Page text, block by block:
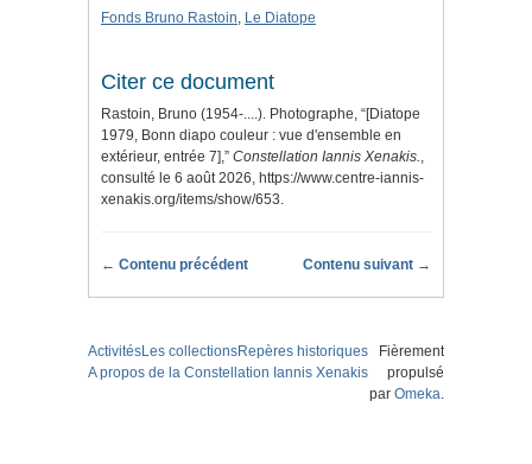
Fonds Bruno Rastoin, Le Diatope
Citer ce document
Rastoin, Bruno (1954-....). Photographe, “[Diatope
1979, Bonn diapo couleur : vue d'ensemble en
extérieur, entrée 7],” Constellation Iannis Xenakis.,
consulté le 6 août 2026, https://www.centre-iannis-
xenakis.org/items/show/653.
← Contenu précédent Contenu suivant →
ActivitésLes collectionsRepères historiques
A propos de la Constellation Iannis Xenakis
Fièrement
propulsé
par Omeka.